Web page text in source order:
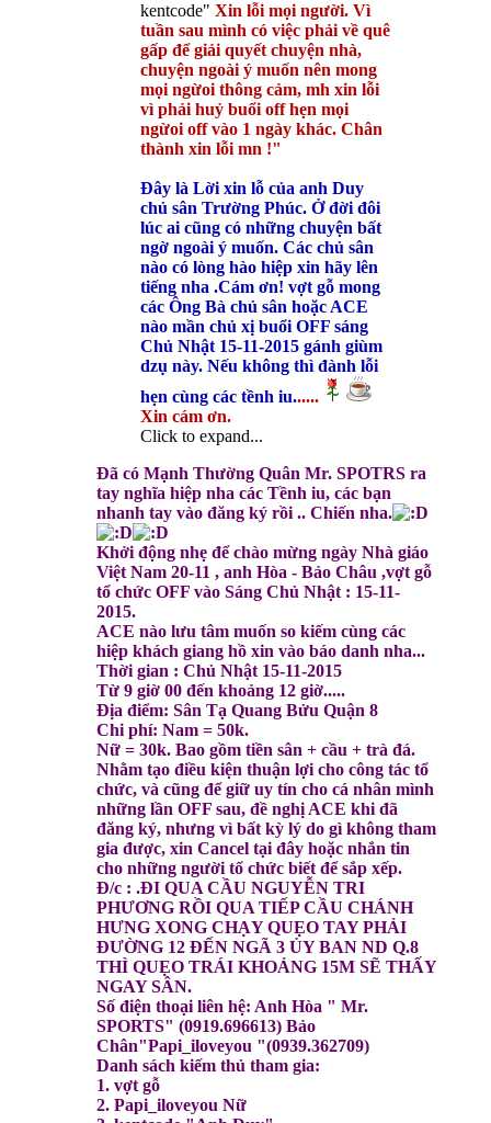
kentcode" Xin lỗi mọi người. Vì
tuần sau mình có việc phải về quê
gấp để giải quyết chuyện nhà,
chuyện ngoài ý muốn nên mong
mọi ngừoi thông cảm, mh xin lỗi
vì phải huỷ buổi off hẹn mọi
ngừoi off vào 1 ngày khác. Chân
thành xin lỗi mn !"
Đây là Lời xin lỗ của anh Duy
chủ sân Trường Phúc. Ở đời đôi
lúc ai cũng có những chuyện bất
ngờ ngoài ý muốn. Các chủ sân
nào có lòng hào hiệp xin hãy lên
tiếng nha .Cám ơn! vợt gỗ mong
các Ông Bà chủ sân hoặc ACE
nào mần chủ xị buổi OFF sáng
Chủ Nhật 15-11-2015 gánh giùm
dzụ này. Nếu không thì đành lỗi
hẹn cùng các tềnh iu......
Xin cám ơn.
Click to expand...
Đã có Mạnh Thường Quân Mr. SPOTRS ra
tay nghĩa hiệp nha các Tềnh iu, các bạn
nhanh tay vào đăng ký rồi .. Chiến nha.
Khởi động nhẹ để chào mừng ngày Nhà giáo
Việt Nam 20-11 , anh Hòa - Bảo Châu ,vợt gỗ
tổ chức OFF vào Sáng Chủ Nhật : 15-11-
2015.
ACE nào lưu tâm muốn so kiếm cùng các
hiệp khách giang hồ xin vào báo danh nha...
Thời gian : Chủ Nhật 15-11-2015
Từ 9 giờ 00 đến khoảng 12 giờ.....
Địa điểm: Sân Tạ Quang Bửu Quận 8
Chi phí: Nam = 50k.
Nữ = 30k. Bao gồm tiền sân + cầu + trà đá.
Nhằm tạo điều kiện thuận lợi cho công tác tổ
chức, và cũng để giữ uy tín cho cá nhân mình
những lần OFF sau, đề nghị ACE khi đã
đăng ký, nhưng vì bất kỳ lý do gì không tham
gia được, xin Cancel tại đây hoặc nhắn tin
cho những người tổ chức biết để sắp xếp.
Đ/c : .ĐI QUA CẦU NGUYỄN TRI
PHƯƠNG RỒI QUA TIẾP CẦU CHÁNH
HƯNG XONG CHẠY QUẸO TAY PHẢI
ĐƯỜNG 12 ĐẾN NGÃ 3 ỦY BAN ND Q.8
THÌ QUẸO TRÁI KHOẢNG 15M SẼ THẤY
NGAY SÂN.
Số điện thoại liên hệ: Anh Hòa " Mr.
SPORTS" (0919.696613) Bảo
Chân"Papi_iloveyou "(0939.362709)
Danh sách kiếm thủ tham gia:
1. vợt gỗ
2. Papi_iloveyou Nữ